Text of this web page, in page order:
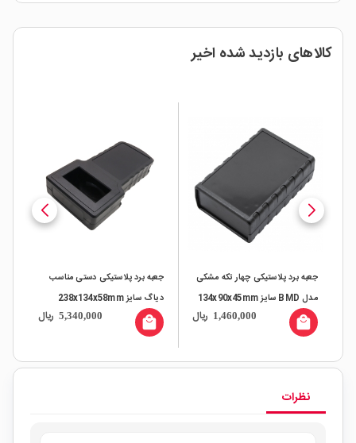
کالاهای بازدید شده اخیر
چهار تکه مشکی
1,460,000
جعبه برد پلاستیکی دستی مناسب
دیاگ سایز 238x134x58mm
5,340,000 local_mall
لیتیومی 3 سل 20 آمپر
local_mall
نظرات